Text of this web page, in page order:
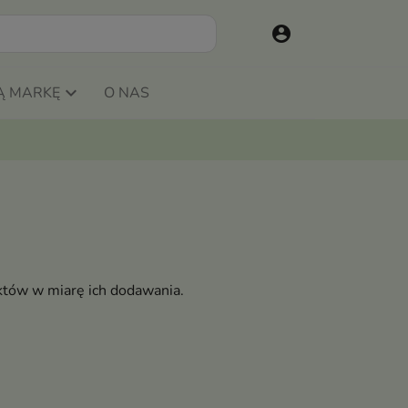
account_circle
MARKĘ O NAS
w miarę ich dodawania.